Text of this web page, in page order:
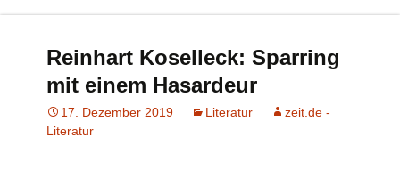
Reinhart Koselleck: Sparring
mit einem Hasardeur
17. Dezember 2019 Literatur
zeit.de -
Literatur